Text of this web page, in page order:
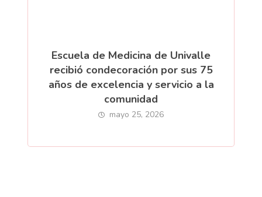
Escuela de Medicina de Univalle
recibió condecoración por sus 75
años de excelencia y servicio a la
comunidad
mayo 25, 2026